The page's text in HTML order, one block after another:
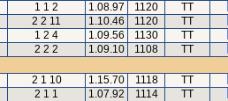
1 1 2 1.08.97 1120
TT
2 2 11 1.10.46 1120
TT
1 2 4 1.09.56 1130
TT
2 2 2 1.09.10 1108
TT
2 1 10 1.15.70 1118
TT
2 1 1 1.07.92 1114
TT